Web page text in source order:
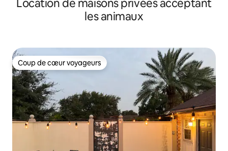
Location de maisons privées acceptant
les animaux
Coup de cœur voyageurs
Coup de cœur voyageurs